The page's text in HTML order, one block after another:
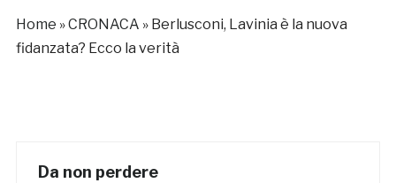
Home »CRONACA » Berlusconi, Lavinia è la nuova
fidanzata? Ecco la verità
Da non perdere